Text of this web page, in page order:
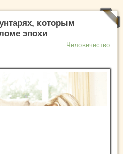
которым
эпохи
Человечество